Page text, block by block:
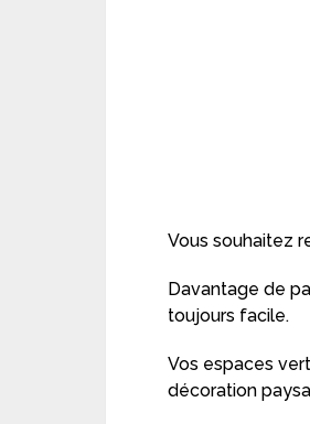
Vous souhaitez
Davantage de
toujours facile.
Vos espaces
décoration